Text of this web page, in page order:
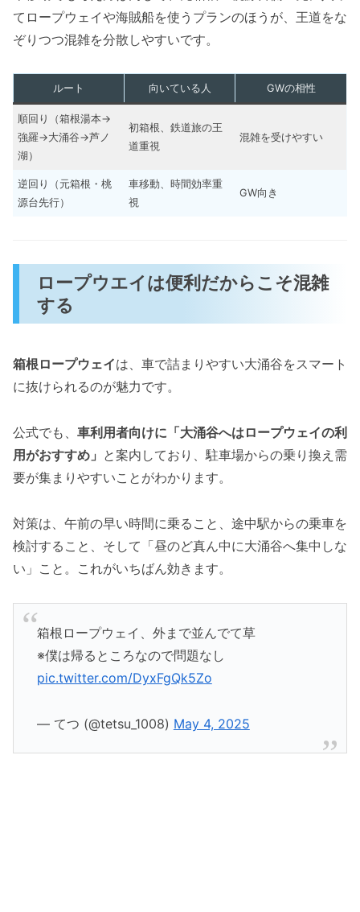
てロープウェイや海賊船を使うプランのほうが、王道をな
ぞりつつ混雑を分散しやすいです。
ルート 向いている人 GWの相性
順回り（箱根湯本→
強羅→大涌谷→芦ノ
湖）
初箱根、鉄道旅の王
道重視
混雑を受けやすい
逆回り（元箱根・桃
源台先行）
車移動、時間効率重
視
GW向き
ロープウエイは便利だからこそ混雑
する
箱根ロープウェイは、車で詰まりやすい大涌谷をスマート
に抜けられるのが魅力です。
公式でも、 車利用者向けに「大涌谷へはロープウェイの利
用がおすすめ」 と案内しており、駐車場からの乗り換え需
要が集まりやすいことがわかります。
対策は、午前の早い時間に乗ること、途中駅からの乗車を
検討すること、そして「昼のど真ん中に大涌谷へ集中しな
い」こと。これがいちばん効きます。
箱根ロープウェイ、外まで並んでて草
※僕は帰るところなので問題なし
pic.twitter.com/DyxFgQk5Zo
— てつ (@tetsu_1008) May 4, 2025